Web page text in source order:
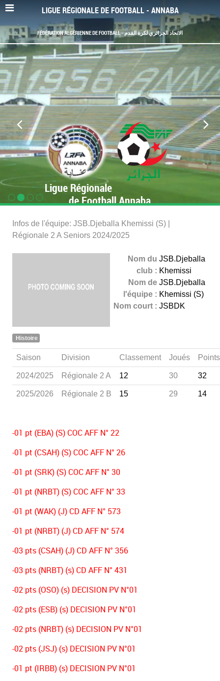
LIGUE RÉGIONALE DE FOOTBALL - ANNABA
FÉDÉRATION ALGÉRIENNE DE FOOTBALL - الاتحاد الجزائري لكرة القدم
Ligue Régionale
de Football Annaba
Infos de l'équipe: JSB.Djeballa Khemissi (S) |
Régionale 2 A Seniors 2024/2025
Nom du
club :
JSB.Djeballa
Khemissi
Nom de
l'équipe :
JSB.Djeballa
Khemissi (S)
Nom court : JSBDK
Histoire
Saison Division Classement Joués Points
2024/2025 Régionale 2 A 12 30 32
2025/2026 Régionale 2 B 15 29 14
-01 pt (EBA) (S) COC AFF N° 22
-01 pt (CSAH) (S) COC AFF N° 26
-01 pt (SRK) (S) COC AFF N° 30
-01 pt (NRBT) (S) COC AFF N° 33
-01 pt (WAK) (J) CD AFF N° 573
-01 pt (NRBT) (J) CD AFF N° 574
-03 pts (CSAH) (J) CD AFF N° 356
-03 pts (NRBT) (s) CD AFF N° 431
-02 pts (OSO) (s) DECISION PV N°01
-02 pts (ESB) (s) DECISION PV N°01
-02 pts (NRBT) (s) DECISION PV N°01
-02 pts (JSJ) (s) DECISION PV N°01
-01 pt (IRBB) (s) DECISION PV N°01